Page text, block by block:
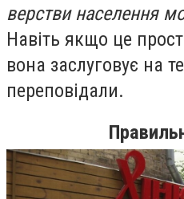
верстви населення
Навіть якщо це
вона заслуговує на
переповідали.